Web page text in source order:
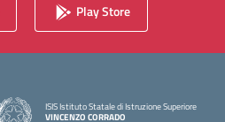
Play Store
ISIS Istituto Statale di Istruzione Superiore
VINCENZO CORRADO